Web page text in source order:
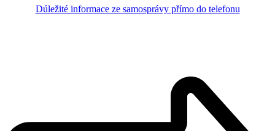
Dúležité informace ze samosprávy přímo do telefonu